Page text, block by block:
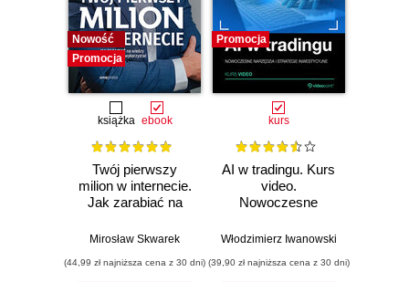
Nowość
Promocja
książka ebook
Twój pierwszy
milion w internecie.
Jak zarabiać na
maksymalnie
potencjał
Mirosław Skwarek
(44,99 zł najniższa cena z 30 dni)
Promocja
kurs
AI w tradingu. Kurs
video.
Nowoczesne
strategie
Włodzimierz Iwanowski
(39,90 zł najniższa cena z 30 dni)